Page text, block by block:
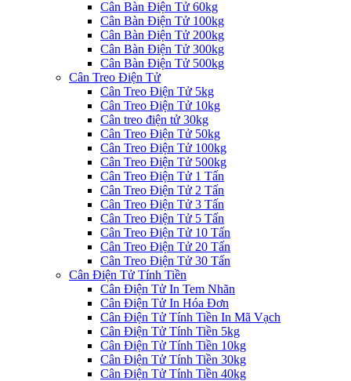
Cân Bàn Điện Tử 60kg
Cân Bàn Điện Tử 100kg
Cân Bàn Điện Tử 200kg
Cân Bàn Điện Tử 300kg
Cân Bàn Điện Tử 500kg
Cân Treo Điện Tử
Cân Treo Điện Tử 5kg
Cân Treo Điện Tử 10kg
Cân treo điện tử 30kg
Cân Treo Điện Tử 50kg
Cân Treo Điện Tử 100kg
Cân Treo Điện Tử 500kg
Cân Treo Điện Tử 1 Tấn
Cân Treo Điện Tử 2 Tấn
Cân Treo Điện Tử 3 Tấn
Cân Treo Điện Tử 5 Tấn
Cân Treo Điện Tử 10 Tấn
Cân Treo Điện Tử 20 Tấn
Cân Treo Điện Tử 30 Tấn
Cân Điện Tử Tính Tiền
Cân Điện Tử In Tem Nhãn
Cân Điện Tử In Hóa Đơn
Cân Điện Tử Tính Tiền In Mã Vạch
Cân Điện Tử Tính Tiền 5kg
Cân Điện Tử Tính Tiền 10kg
Cân Điện Tử Tính Tiền 30kg
Cân Điện Tử Tính Tiền 40kg